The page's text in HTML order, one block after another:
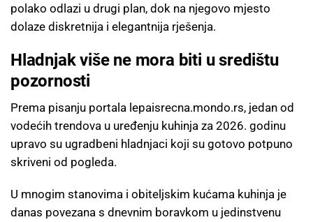
polako odlazi u drugi plan, dok na njegovo mjesto
dolaze diskretnija i elegantnija rješenja.
Hladnjak više ne mora biti u središtu
pozornosti
Prema pisanju portala lepaisrecna.mondo.rs, jedan od
vodećih trendova u uređenju kuhinja za 2026. godinu
upravo su ugradbeni hladnjaci koji su gotovo potpuno
skriveni od pogleda.
U mnogim stanovima i obiteljskim kućama kuhinja je
danas povezana s dnevnim boravkom u jedinstvenu